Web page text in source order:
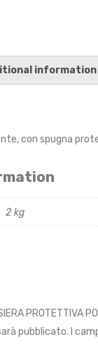
information
con spugna
2 kg
PROTETTIVA
pubblicato. I